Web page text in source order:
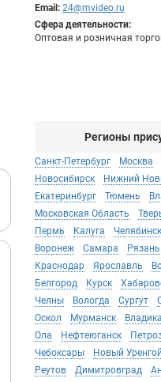
Email: 24@mvideo.ru
Сфера деятельности:
Оптовая и розничная
Регионы
Санкт-Петербург Москва
Новосибирск
Нижний
Екатеринбург
Тюмень
Московская Область
Пермь
Калуга Челябинск
Воронеж
Самара Рязань
Краснодар
Ярославль
Белгород
Курск
Челны
Вологда Сургут
Оскол
Мурманск
Ола
Нефтеюганск
Чебоксары
Новый Уренгой
Реутов
Димитровград